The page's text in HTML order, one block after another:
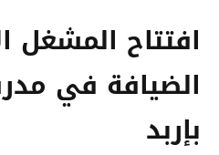
افتتاح المشغل
الضيافة في
بإربد